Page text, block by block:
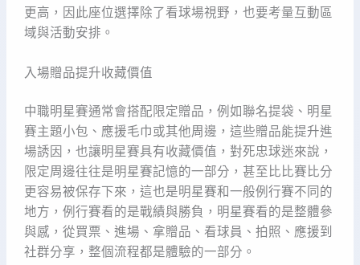
更高，因此座位選擇除了看球場視野，也要考量互動區
域與活動安排。
入場贈品提升收藏價值
中職明星賽通常會搭配限定贈品，例如聯名提袋、明星
賽主題小包、應援毛巾或其他周邊，這些贈品能提升進
場誘因，也讓明星賽具有收藏價值，對死忠球迷來說，
限定周邊往往是明星賽記憶的一部分，甚至比比賽比分
更容易被保存下來，這也是明星賽和一般例行賽不同的
地方，例行賽看的是戰績與勝負，明星賽看的是整體參
與感，從買票、進場、拿贈品、看球員、拍照、應援到
社群分享，整個流程都是體驗的一部分。